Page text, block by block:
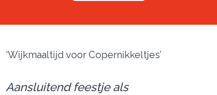
‘Wijkmaaltijd voor Copernikkeltjes’
Aansluitend feestje als